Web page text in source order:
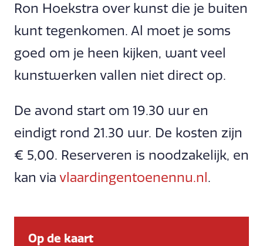
Ron Hoekstra over kunst die je buiten
kunt tegenkomen. Al moet je soms
goed om je heen kijken, want veel
kunstwerken vallen niet direct op.
De avond start om 19.30 uur en
eindigt rond 21.30 uur. De kosten zijn
€ 5,00. Reserveren is noodzakelijk, en
kan via vlaardingentoenennu.nl .
Op de kaart